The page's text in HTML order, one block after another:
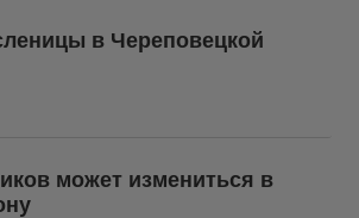
в Череповецкой
может измениться в